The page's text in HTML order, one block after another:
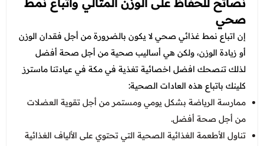
صحي
إن اتباع نمط غذائي صحي لا يكون بالضرورة من أجل فقدان الوزن
أو زيادة الوزن، ولكن هي أساليب صحية من أجل صحة أفضل
لذلك تنصحكافضل اخصائية تغذية في مكة في عيادتنا ماسترز
كلينك باتباع هذه العادات الصحية:
ممارسة الرياضة بشكل يومي ومستمر من أجل تقوية العضلات
من أجل صحة أفضل.
تناول الأطعمة الغذائية الصحية التي تحتوي على الألياف الغذائية